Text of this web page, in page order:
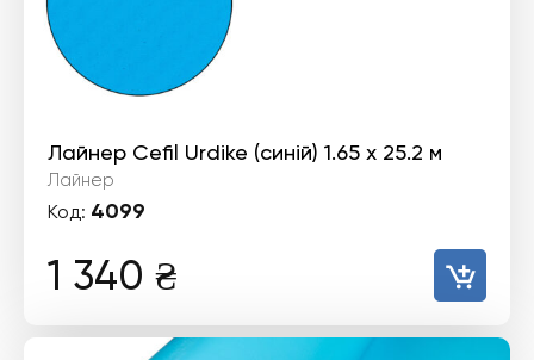
Лайнер Cefil Urdike (синій) 1.65 х 25.2 м
Лайнер
Код: 4099
1 340 ₴